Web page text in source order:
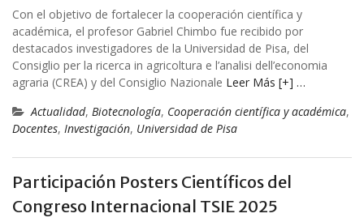
Con el objetivo de fortalecer la cooperación científica y
académica, el profesor Gabriel Chimbo fue recibido por
destacados investigadores de la Universidad de Pisa, del
Consiglio per la ricerca in agricoltura e l’analisi dell’economia
agraria (CREA) y del Consiglio Nazionale Leer Más [+] …
Actualidad, Biotecnología, Cooperación científica y académica,
Docentes, Investigación, Universidad de Pisa
Participación Posters Científicos del
Congreso Internacional TSIE 2025